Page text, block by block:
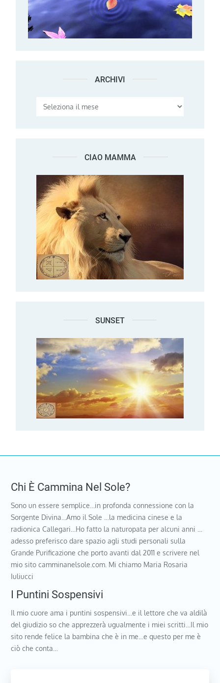
ARCHIVI Archivi
CIAO MAMMA
SUNSET
Chi È Cammina Nel Sole?
Sono un essere semplice…in profonda connessione con la
Sorgente Divina…Amo il Sole …la medicina cinese e la
radionica Callegari…Ho fatto la naturopata per alcuni anni …
adesso preferisco dare spazio agli studi personali sulla
Grande Purificazione che porto avanti dal 2011 e scrivere nel
mio sito camminanelsole.com. Mi chiamo Maria Rosaria
Iuliucci
I Puntini Sospensivi
Il mio cuore ama i puntini sospensivi…e il lettore che va aldilà
del giudizio so che apprezzerà ugualmente i miei scritti…Il mio
sito rende felice la bambina che è in me…e questo per me è
ciò che conta…